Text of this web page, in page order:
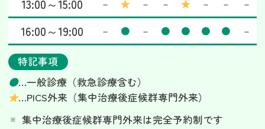
特記事項
●…一般診療（救急診療含む）
★…PICS外来（集中治療後症候群専門外来）
集中治療後症候群専門外来は完全予約制です
13:00～15:00 － ★ － － ★ － － －
16:00～19:00 － ● － ● ● ● ● －